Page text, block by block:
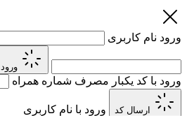
ورود نام کاربری
ورود
ورود با کد یکبار مصرف شماره همراه
ارسال کد
ورود با نام کاربری